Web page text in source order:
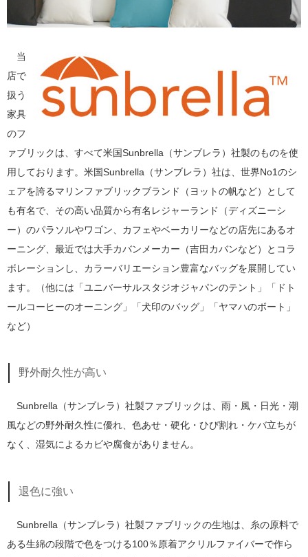
当
店で
扱う
家具
のフ
ァブリックは、すべて米国Sunbrella（サンブレラ）社製のものを使
用しております。米国Sunbrella（サンブレラ）社は、世界No1のシ
ェアを誇るマリンファブリックブランド（ヨットの帆など）として
も有名で、その高い品質から有名レジャーランド（ディズニーシ
ー）のパラソルやワゴン、カフェやベーカリーなどの店先にあるオ
ーニング、最近では大手カバンメーカー（吉田カバンなど）とコラ
ボレーションし、カラーバリエーション豊富なバッグを展開してい
ます。（他には「ユニバーサルスタジオジャパンのテント」「ドト
ールコーヒーのオーニング」「犬印のバッグ」「ヤマハのボート」
など）
野外耐久性が高い
Sunbrella（サンブレラ）社製ファブリックは、雨・風・日光・潮
風などの野外耐久性に優れ、色あせ・硬化・ひび割れ・ケバ立ちが
なく、湿気によるカビや腐食がありません。
退色に強い
Sunbrella（サンブレラ）社製ファブリックの生地は、糸の原料で
ある生綿の段階で色をつける100％原着アクリルファイバーで作ら